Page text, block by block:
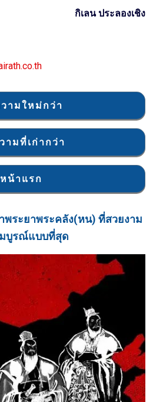
กิเลน ประลองเชิง
ามใหม่กว่า
ามที่เก่ากว่า
หน้าแรก
พระยาพระคลัง(หน) ที่สวยงาม
บูรณ์แบบที่สุด